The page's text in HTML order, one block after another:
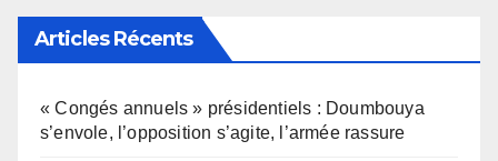
Articles Récents
« Congés annuels » présidentiels : Doumbouya
s’envole, l’opposition s’agite, l’armée rassure